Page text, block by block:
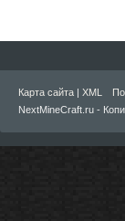
Карта сайта | XML
NextMineCraft.ru -